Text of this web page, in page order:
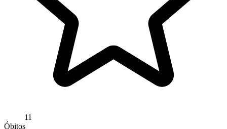
11
Óbitos